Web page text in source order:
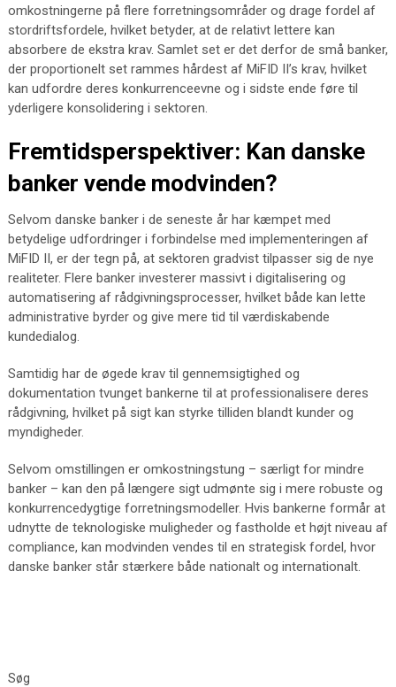
omkostningerne på flere forretningsområder og drage fordel af
stordriftsfordele, hvilket betyder, at de relativt lettere kan
absorbere de ekstra krav. Samlet set er det derfor de små banker,
der proportionelt set rammes hårdest af MiFID II’s krav, hvilket
kan udfordre deres konkurrenceevne og i sidste ende føre til
yderligere konsolidering i sektoren.
Fremtidsperspektiver: Kan danske
banker vende modvinden?
Selvom danske banker i de seneste år har kæmpet med
betydelige udfordringer i forbindelse med implementeringen af
MiFID II, er der tegn på, at sektoren gradvist tilpasser sig de nye
realiteter. Flere banker investerer massivt i digitalisering og
automatisering af rådgivningsprocesser, hvilket både kan lette
administrative byrder og give mere tid til værdiskabende
kundedialog.
Samtidig har de øgede krav til gennemsigtighed og
dokumentation tvunget bankerne til at professionalisere deres
rådgivning, hvilket på sigt kan styrke tilliden blandt kunder og
myndigheder.
Selvom omstillingen er omkostningstung – særligt for mindre
banker – kan den på længere sigt udmønte sig i mere robuste og
konkurrencedygtige forretningsmodeller. Hvis bankerne formår at
udnytte de teknologiske muligheder og fastholde et højt niveau af
compliance, kan modvinden vendes til en strategisk fordel, hvor
danske banker står stærkere både nationalt og internationalt.
Søg